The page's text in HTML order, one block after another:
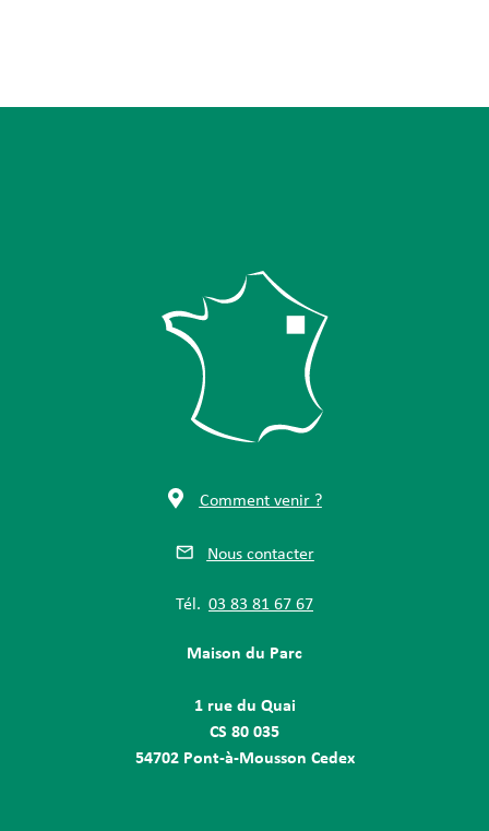
Comment venir ?
Nous contacter
Tél. 03 83 81 67 67
Maison du Parc
1 rue du Quai
CS 80 035
54702 Pont-à-Mousson Cedex